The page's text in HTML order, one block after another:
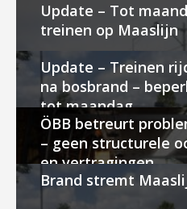
Update – Tot
treinen op Maaslijn
Update – Treinen
na bosbrand –
tot maandag
ÖBB betreurt
– geen structurele
en vertragingen
Brand stremt